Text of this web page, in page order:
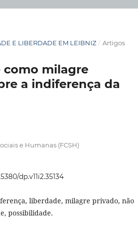
E LIBERDADE EM LEIBNIZ / Artigos
como milagre
a indiferença da
e Humanas (FCSH)
dp.v11i2.35134
liberdade, milagre privado, não
possibilidade.